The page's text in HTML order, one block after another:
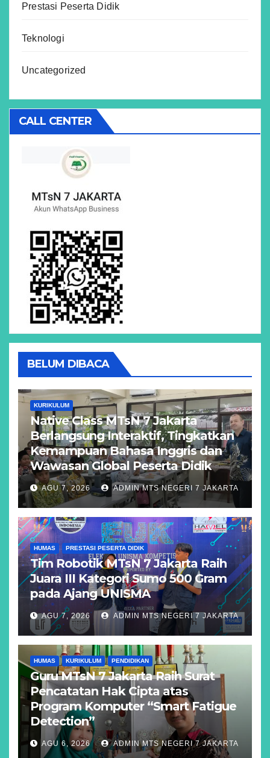
Prestasi Peserta Didik
Teknologi
Uncategorized
CALL CENTER
BELUM DIBACA
KURIKULUM
Native Class MTsN 7 Jakarta
Berlangsung Interaktif, Tingkatkan
Kemampuan Bahasa Inggris dan
Wawasan Global Peserta Didik
AGU 7, 2026 ADMIN MTS NEGERI 7 JAKARTA
HUMAS PRESTASI PESERTA DIDIK
Tim Robotik MTsN 7 Jakarta Raih
Juara III Kategori Sumo 500 Gram
pada Ajang UNISMA
AGU 7, 2026 ADMIN MTS NEGERI 7 JAKARTA
HUMAS KURIKULUM PENDIDIKAN
Guru MTsN 7 Jakarta Raih Surat
Pencatatan Hak Cipta atas
Program Komputer “Smart Fatigue
Detection”
AGU 6, 2026 ADMIN MTS NEGERI 7 JAKARTA